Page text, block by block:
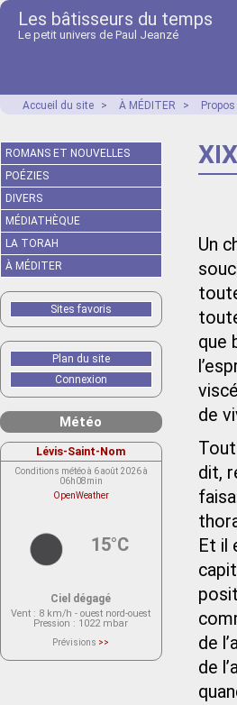
Les bâtisseurs du temps
Le petit univers de Paul Jeanzé
Accueil du site > À MÉDITER >
Un
que
de
dit,
Et il
de
de
ROMANS ET NOUVELLES
POÉZIES
DIVERS
MÉDIATHÈQUE
LA TORAH
À MÉDITER
Sites favoris
Plan du site
Connexion
Météo
Lévis-Saint-Nom
Conditions météo à 6 août 2026 à
06h08min
OpenWeather
15°C
Ciel dégagé
Vent : 8 km/h - ouest nord-ouest
Pression : 1022 mbar
Prévisions >>
actuellement aucune prévision